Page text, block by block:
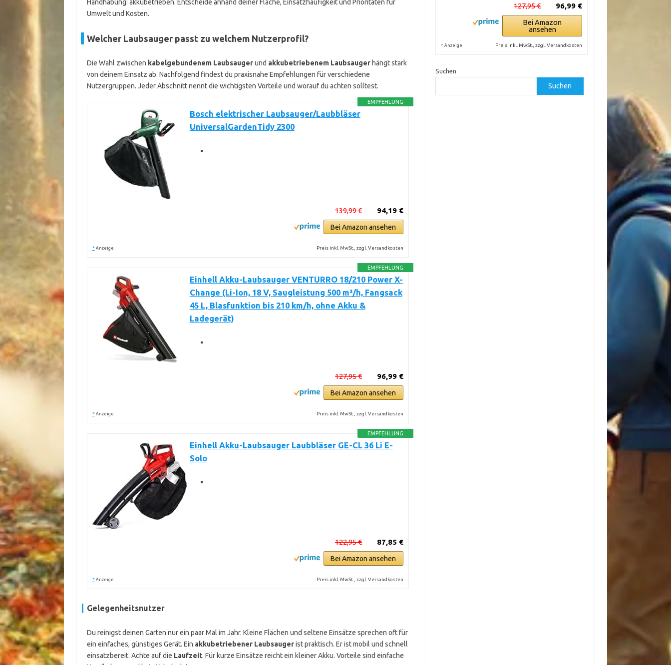
Handhabung: akkubetrieben. Entscheide anhand deiner Fläche, Einsatzhäufigkeit und Prioritäten für
Umwelt und Kosten.
Welcher Laubsauger passt zu welchem Nutzerprofil?
Die Wahl zwischen kabelgebundenem Laubsaugerund akkubetriebenem Laubsaugerhängt stark
von deinem Einsatz ab. Nachfolgend findest du praxisnahe Empfehlungen für verschiedene
Nutzergruppen. Jeder Abschnitt nennt die wichtigsten Vorteile und worauf du achten solltest.
EMPFEHLUNG
Bosch elektrischer Laubsauger/Laubbläser
UniversalGardenTidy 2300
94,19 €
139,99 €
Bei Amazon ansehen
* Anzeige Preis inkl. MwSt., zzgl. Versandkosten
EMPFEHLUNG
Einhell Akku-Laubsauger VENTURRO 18/210 Power X-
Change (Li-Ion, 18 V, Saugleistung 500 m³/h, Fangsack
45 L, Blasfunktion bis 210 km/h, ohne Akku &
Ladegerät)
96,99 €
127,95 €
Bei Amazon ansehen
* Anzeige Preis inkl. MwSt., zzgl. Versandkosten
EMPFEHLUNG
Einhell Akku-Laubsauger Laubbläser GE-CL 36 Li E-
Solo
87,85 €
122,95 €
Bei Amazon ansehen
* Anzeige Preis inkl. MwSt., zzgl. Versandkosten
Gelegenheitsnutzer
Du reinigst deinen Garten nur ein paar Mal im Jahr. Kleine Flächen und seltene Einsätze sprechen oft für
ein einfaches, günstiges Gerät. Ein akkubetriebener Laubsaugerist praktisch. Er ist mobil und schnell
einsatzbereit. Achte auf die Laufzeit. Für kurze Einsätze reicht ein kleiner Akku. Vorteile sind einfache
96,99 €
127,95 €
Bei Amazon
ansehen
* Anzeige Preis inkl. MwSt., zzgl. Versandkosten
Suchen
Suchen